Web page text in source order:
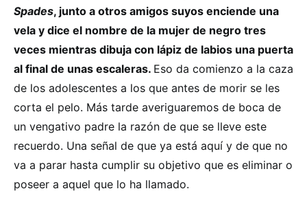
Spades, junto a otros amigos suyos enciende una
vela y dice el nombre de la mujer de negro tres
veces mientras dibuja con lápiz de labios una puerta
al final de unas escaleras. Eso da comienzo a la caza
de los adolescentes a los que antes de morir se les
corta el pelo. Más tarde averiguaremos de boca de
un vengativo padre la razón de que se lleve este
recuerdo. Una señal de que ya está aquí y de que no
va a parar hasta cumplir su objetivo que es eliminar o
poseer a aquel que lo ha llamado.